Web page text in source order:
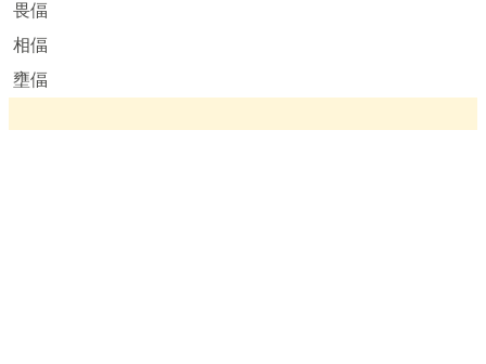
畏偪
相偪
壅偪